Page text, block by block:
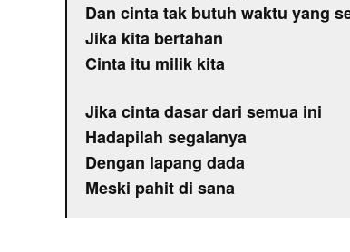
Dan cinta tak butuh waktu yang
Jika kita bertahan
Cinta itu milik kita
Jika cinta dasar dari semua ini
Hadapilah segalanya
Dengan lapang dada
Meski pahit di sana